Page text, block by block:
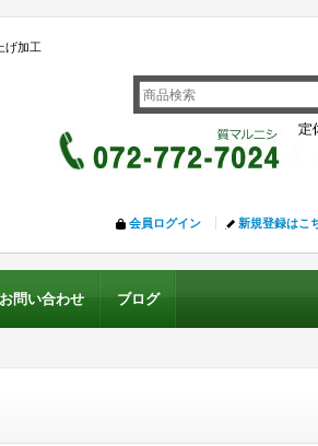
げ加工
会員ログイン 新規登録はこ
お問い合わせ ブログ